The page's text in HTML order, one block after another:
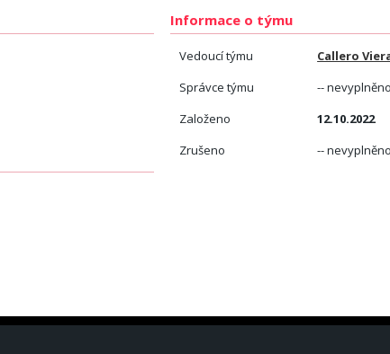
Informace o týmu
Vedoucí týmu
Callero
Správce týmu
--
Založeno
12.10.2022
Zrušeno
--